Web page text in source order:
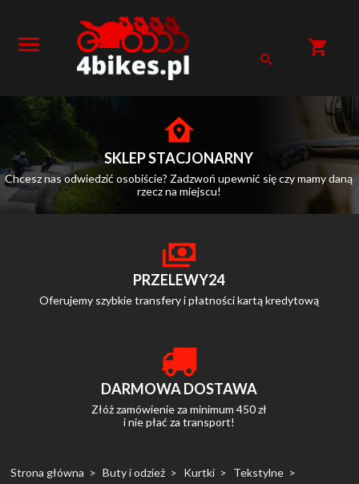
SKLEP STACJONARNY
Chcesz nas odwiedzić osobiście? Zadzwoń upewnić się czy mamy daną
rzecz na miejscu!
PRZELEWY24
Oferujemy szybkie transfery i płatności kartą kredytową
DARMOWA DOSTAWA
Złóż zamówienie za minimum 450 zł
i nie płać za transport!
Strona główna Buty i odzież Kurtki Tekstylne